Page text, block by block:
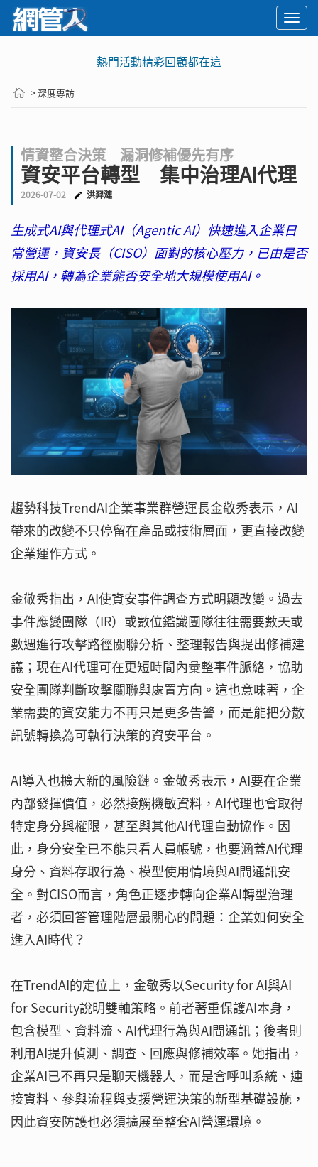
熱門活動精彩回顧都在這
> 深度專訪
情資整合決策 漏洞修補優先有序
資安平台轉型 集中治理AI代理
2026-07-02 洪羿漣
生成式AI與代理式AI（Agentic AI）快速進入企業日
常營運，資安長（CISO）面對的核心壓力，已由是否
採用AI，轉為企業能否安全地大規模使用AI。
趨勢科技TrendAI企業事業群營運長金敬秀表示，AI
帶來的改變不只停留在產品或技術層面，更直接改變
企業運作方式。
金敬秀指出，AI使資安事件調查方式明顯改變。過去
事件應變團隊（IR）或數位鑑識團隊往往需要數天或
數週進行攻擊路徑關聯分析、整理報告與提出修補建
議；現在AI代理可在更短時間內彙整事件脈絡，協助
安全團隊判斷攻擊關聯與處置方向。這也意味著，企
業需要的資安能力不再只是更多告警，而是能把分散
訊號轉換為可執行決策的資安平台。
AI導入也擴大新的風險鏈。金敬秀表示，AI要在企業
內部發揮價值，必然接觸機敏資料，AI代理也會取得
特定身分與權限，甚至與其他AI代理自動協作。因
此，身分安全已不能只看人員帳號，也要涵蓋AI代理
身分、資料存取行為、模型使用情境與AI間通訊安
全。對CISO而言，角色正逐步轉向企業AI轉型治理
者，必須回答管理階層最關心的問題：企業如何安全
進入AI時代？
在TrendAI的定位上，金敬秀以Security for AI與AI
for Security說明雙軸策略。前者著重保護AI本身，
包含模型、資料流、AI代理行為與AI間通訊；後者則
利用AI提升偵測、調查、回應與修補效率。她指出，
企業AI已不再只是聊天機器人，而是會呼叫系統、連
接資料、參與流程與支援營運決策的新型基礎設施，
因此資安防護也必須擴展至整套AI營運環境。